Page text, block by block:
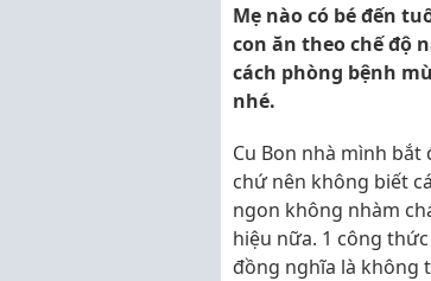
Mẹ nào có bé đến
con ăn theo chế độ
cách phòng bệnh
nhé.
Cu Bon nhà mình
chứ nên không biết
ngon không nhàm
hiệu nữa. 1 công
đồng nghĩa là không